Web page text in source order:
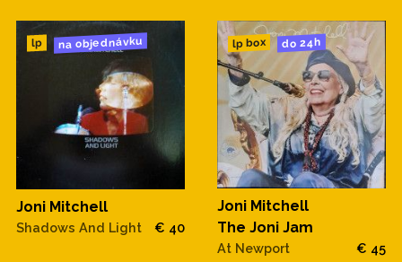
lp na objednávku
Joni Mitchell
Shadows And Light € 40
lp box do 24h
Joni Mitchell
The Joni Jam
At Newport € 45